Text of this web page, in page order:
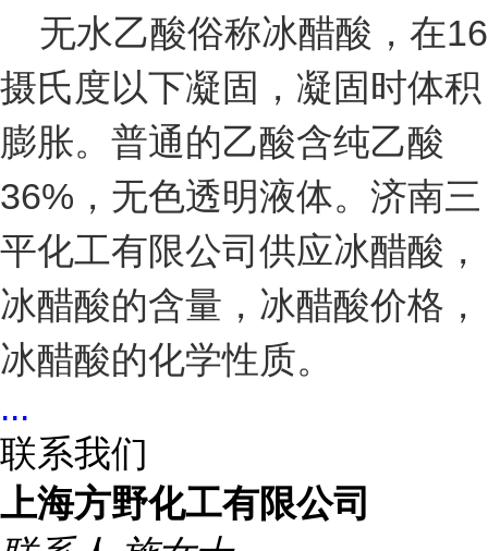
无水乙酸俗称冰醋酸，在16
摄氏度以下凝固，凝固时体积
膨胀。普通的乙酸含纯乙酸
36%，无色透明液体。济南三
平化工有限公司供应冰醋酸，
冰醋酸的含量，冰醋酸价格，
冰醋酸的化学性质。
...
联系我们
上海方野化工有限公司